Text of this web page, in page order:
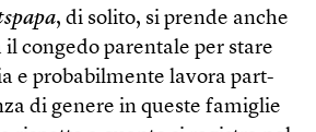
, di solito, si prende anche
il congedo parentale per stare
e probabilmente lavora part-
di genere in queste famiglie